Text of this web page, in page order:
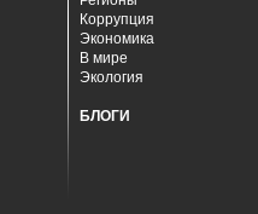
Коррупция
Экономика
В мире
Экология
БЛОГИ